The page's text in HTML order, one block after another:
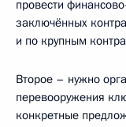
провести
заключённых
и по крупным
Второе – нужно
перевооружения
конкретные